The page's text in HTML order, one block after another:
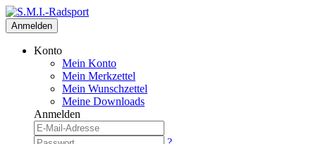
Anmelden
Konto
Mein Konto
Mein Merkzettel
Mein Wunschzettel
Meine Downloads
Anmelden